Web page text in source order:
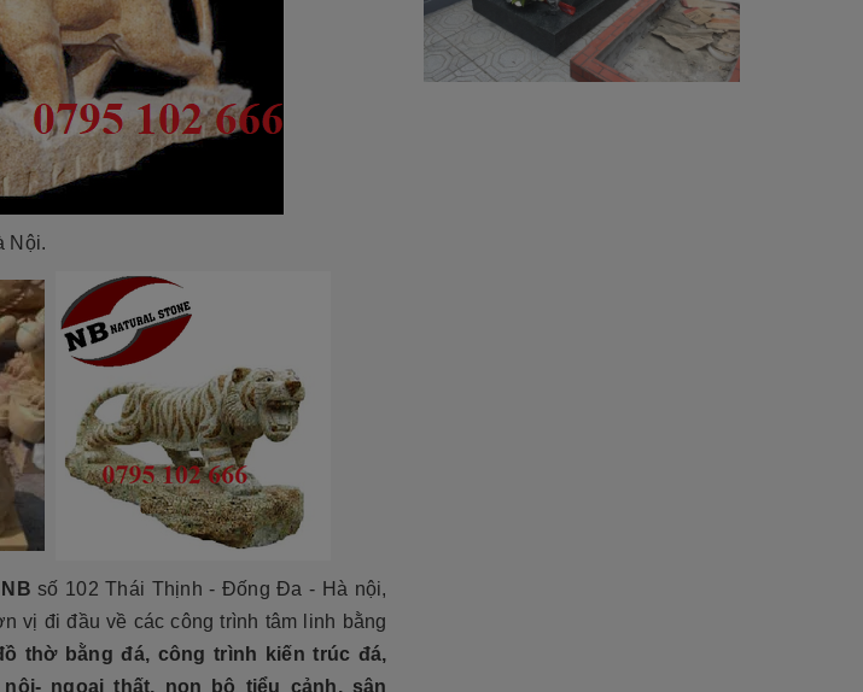
Nội.
số 102 Thái Thịnh - Đống Đa - Hà nội,
vị đi đầu về các công trình tâm linh bằng
thờ bằng đá, công trình kiến trúc đá,
ngoại thất, non bộ tiểu cảnh, sân